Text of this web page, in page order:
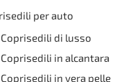
per auto
Coprisedili di lusso
Coprisedili in alcantara
Coprisedili in vera pelle